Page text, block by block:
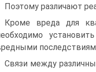
Поэтому различают
Кроме вреда для
Связи между